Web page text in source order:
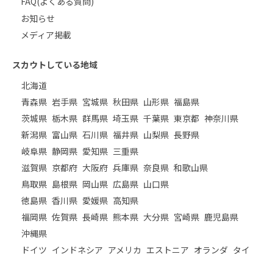
お知らせ
メディア掲載
スカウトしている地域
北海道
青森県 岩手県 宮城県 秋田県 山形県 福島県
茨城県 栃木県 群馬県 埼玉県 千葉県 東京都 神奈川県
新潟県 富山県 石川県 福井県 山梨県 長野県
岐阜県 静岡県 愛知県 三重県
滋賀県 京都府 大阪府 兵庫県 奈良県 和歌山県
鳥取県 島根県 岡山県 広島県 山口県
徳島県 香川県 愛媛県 高知県
福岡県 佐賀県 長崎県 熊本県 大分県 宮崎県 鹿児島県
沖縄県
ドイツ インドネシア アメリカ エストニア オランダ タイ